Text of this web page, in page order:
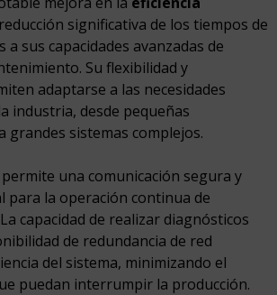
significativa de los tiempos de
a sus capacidades avanzadas de
Su flexibilidad y
adaptarse a las necesidades
industria, desde pequeñas
grandes sistemas complejos.
una comunicación segura y
para la operación continua de
capacidad de realizar diagnósticos
de redundancia de red
del sistema, minimizando el
puedan interrumpir la producción.